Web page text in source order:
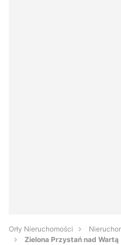
Orły Nieruchomości
Zielona Przystań nad Wartą